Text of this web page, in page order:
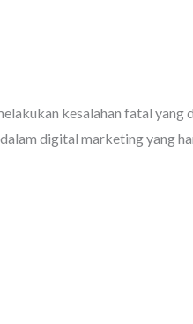
kesalahan fatal yang
digital marketing yang